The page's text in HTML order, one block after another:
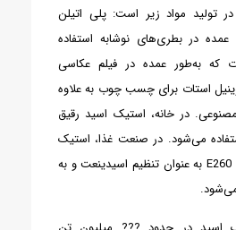
تولید مواد زیر است: پلی اتیلن
در بطری‌های نوشابه استفاده
که به‌طور عمده در فیلم عکاسی
استات برای چسب چوب به علاوه
در خانه، استیک اسید رقیق
می‌شود. در صنعت غذا، استیک
اسید تحت کد افزودنی E260 به عنوان تنظیم اسیدینعت و به